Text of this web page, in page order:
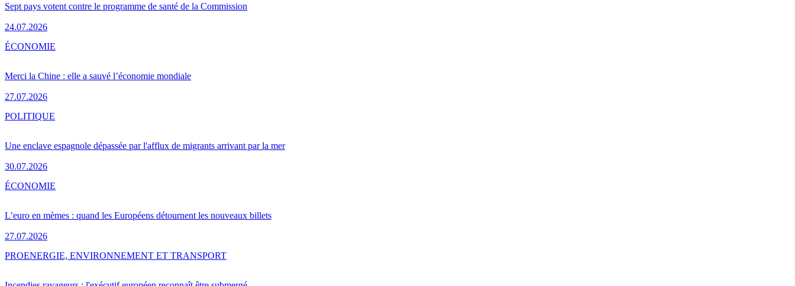
Sept pays votent contre le programme de santé de la Commission
24.07.2026
Merci la Chine : elle a sauvé l’économie mondiale
27.07.2026
ÉCONOMIE
Une enclave espagnole dépassée par l'afflux de migrants arrivant par la mer
30.07.2026
POLITIQUE
L’euro en mèmes : quand les Européens détournent les nouveaux billets
27.07.2026
ÉCONOMIE
PROENERGIE, ENVIRONNEMENT ET TRANSPORT